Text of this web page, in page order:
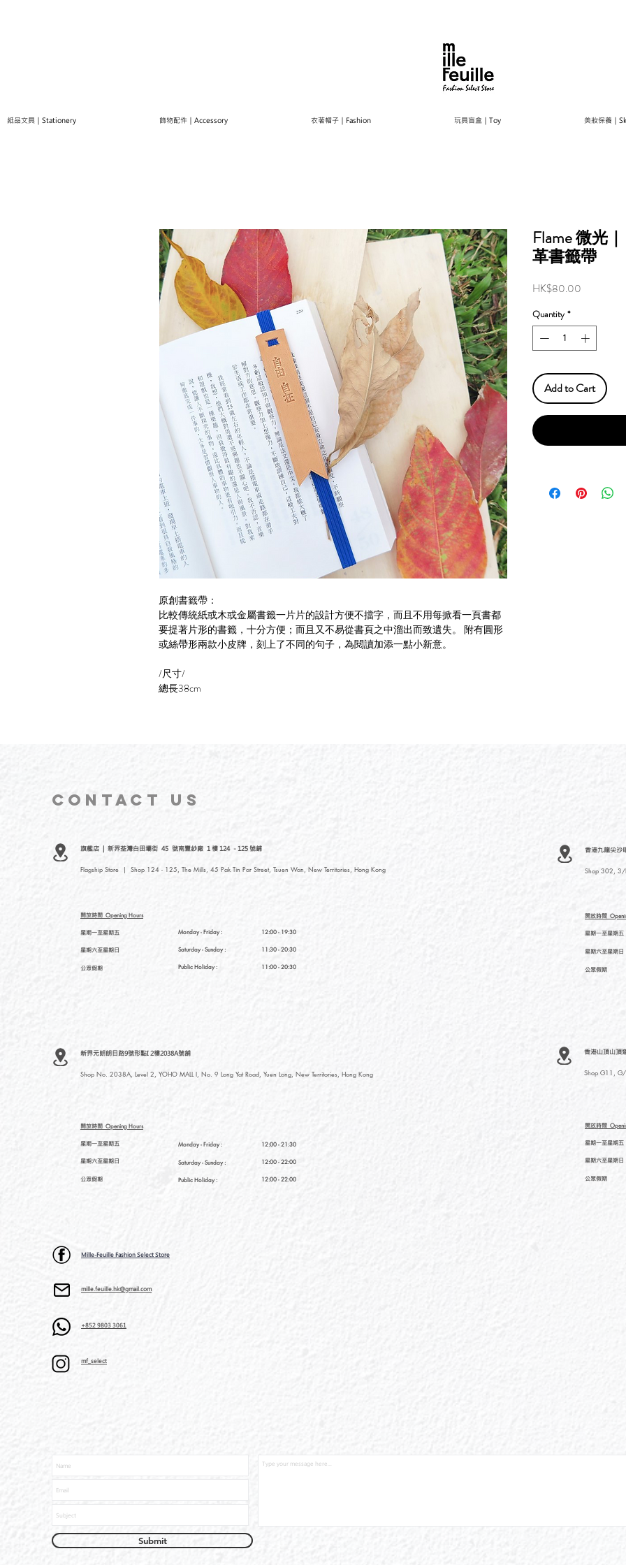
紙品文具｜Stationery 飾物配件｜Accessory 衣著帽子｜Fashion 玩具盲盒｜Toy 美妝保養｜
原創書籤帶：
比較傳統紙或木或金屬書籤一片片的設計方便不擋字，而且不用每掀看一頁書都
要提著片形的書籤，十分方便；而且又不易從書頁之中溜出而致遺失。 附有圓形
或絲帶形兩款小皮牌，刻上了不同的句子，為閱讀加添一點小新意。
/尺寸/
總長38cm
Flame 微光
革書籤帶
HK$80.00
Quantity *
Add to Cart
CONTACT US
旗艦店 | 新界荃灣白田壩街 45 號南豐紗廠 1 樓 124 - 125 號鋪
Flagship Store | Shop 124 - 125, The Mills, 45 Pak Tin Par Street, Tsuen Wan, New Territories, Hong Kong
開放時間 Opening Hours
星期一至星期五
星期六至星期日
公眾假期
Monday - Friday :
Saturday- Sunday :
Public Holiday :
12:00 - 19:30
11:30 - 20:30
11:00 - 20:30
新界元朗朗日路9號形點I 2樓2038A號舖
Shop No. 2038A, Level 2, YOHO MALL I, No. 9 Long Yat Road, Yuen Long, New Territories, Hong Kong
開放時間 Opening Hours
星期一至星期五
星期六至星期日
公眾假期
Monday - Friday :
Saturday- Sunday :
Public Holiday :
12:00 - 21:30
12:00 - 22:00
12:00 - 22:00
香港九龍尖沙
Shop 302, 3/
開放時間
星期一至星期五
星期六至星期日
公眾假期
香港山頂山頂
Shop G11, G/
開放時間
星期一至星期五
星期六至星期日
公眾假期
Mille-Feuille Fashion Select Store
mille.feuille.hk@gmail.com
+852 9803 3061
mf_select
Submit